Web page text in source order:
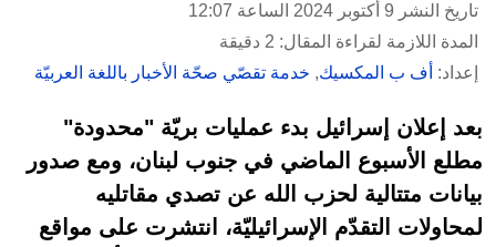
تاريخ النشر 9 أكتوبر 2024 الساعة 12:07
المدة اللازمة لقراءة المقال: 2 دقيقة
إعداد: أف ب المكسيك, خدمة تقصّي صحّة الأخبار باللغة العربيّة
بعد إعلان إسرائيل بدء عمليات بريّة "محدودة"
مطلع الأسبوع الماضي في جنوب لبنان، ومع صدور
بيانات متتالية لحزب الله عن تصدي مقاتليه
لمحاولات التقدّم الإسرائيليّة، انتشرت على مواقع